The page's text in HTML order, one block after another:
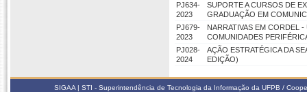
PJ634-
2023
SUPORTE A CURSOS DE
GRADUAÇÃO EM
PJ679-
2023
NARRATIVAS EM CORDEL
COMUNIDADES
PJ028-
2024
AÇÃO ESTRATÉGICA DA
EDIÇÃO)
SIGAA | STI - Superintendência de Tecnologia da Informação da UFPB /